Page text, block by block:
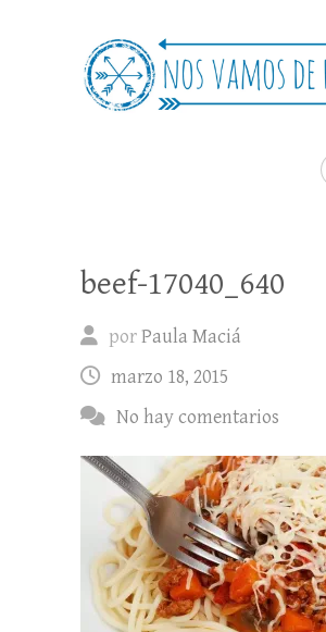
Nos Vamos de
beef-17040_640
porPaula Maciá
marzo 18, 2015
No hay comentarios